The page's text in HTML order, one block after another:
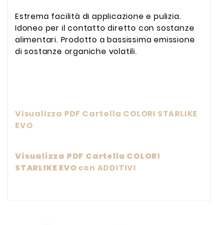
Estrema facilità di applicazione e pulizia.
Idoneo per il contatto diretto con sostanze
alimentari. Prodotto a bassissima emissione
di sostanze organiche volatili.
Visualizza PDF Cartella COLORI STARLIKE
EVO
Visualizza PDF Cartella COLORI
STARLIKE EVO con ADDITIVI